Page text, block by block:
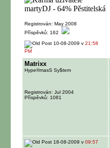
Registrován: May 2008
Příspěvků: 162
10-08-2009 v 21:58
PM
Matrixx
Hype®masS Sy$tem
Registrován: Jul 2004
Příspěvků: 1081
18-08-2009 v 09:57